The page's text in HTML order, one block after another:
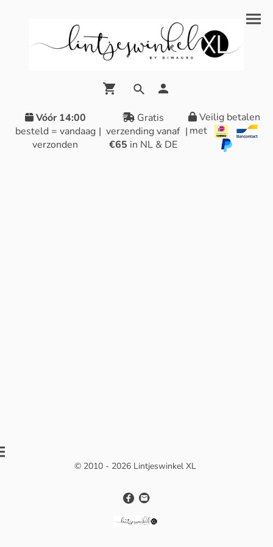
Vóór 14:00
besteld = vandaag
verzonden
|
Gratis
verzending vanaf
€65 in NL & DE
|
Veilig betalen
met
© 2010 - 2026 Lintjeswinkel XL